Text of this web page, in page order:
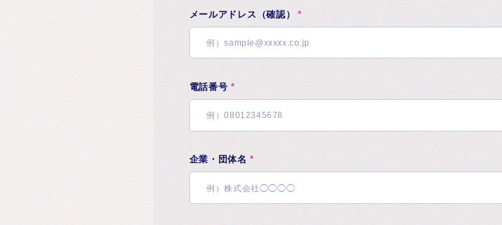
メールアドレス（確認） *
電話番号 *
企業・団体名 *